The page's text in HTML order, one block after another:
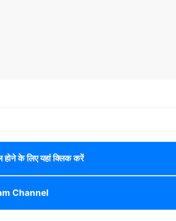
होने के लिए यहां क्लिक करें
Channel